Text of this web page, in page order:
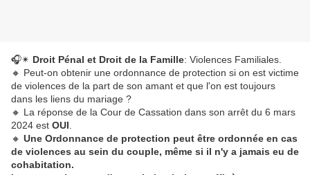
🎧✴ Droit Pénal et Droit de la Famille: Violences Familiales.
🔸 Peut-on obtenir une ordonnance de protection si on est victime
de violences de la part de son amant et que l'on est toujours
dans les liens du mariage ?
🔸 La réponse de la Cour de Cassation dans son arrêt du 6 mars
2024 est OUI
🔸 Une Ordonnance de protection peut être ordonnée en cas
de violences au sein du couple, même si il n'y a jamais eu de
cohabitation.